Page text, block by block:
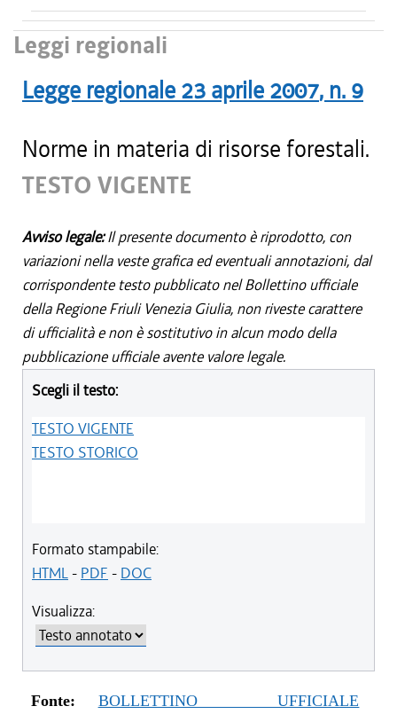
Leggi regionali
Legge regionale 23 aprile 2007, n. 9
Norme in materia di risorse forestali.
TESTO VIGENTE
Avviso legale:Il presente documento è riprodotto, con
variazioni nella veste grafica ed eventuali annotazioni, dal
corrispondente testo pubblicato nel Bollettino ufficiale
della Regione Friuli Venezia Giulia, non riveste carattere
di ufficialità e non è sostitutivo in alcun modo della
pubblicazione ufficiale avente valore legale.
Scegli il testo:
TESTO VIGENTE
TESTO STORICO
Formato stampabile:
HTML- PDF - DOC
Visualizza:
Fonte:
BOLLETTINO UFFICIALE